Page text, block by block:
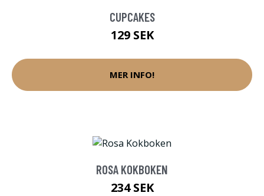
CUPCAKES
129 SEK
MER INFO!
ROSA KOKBOKEN
234 SEK